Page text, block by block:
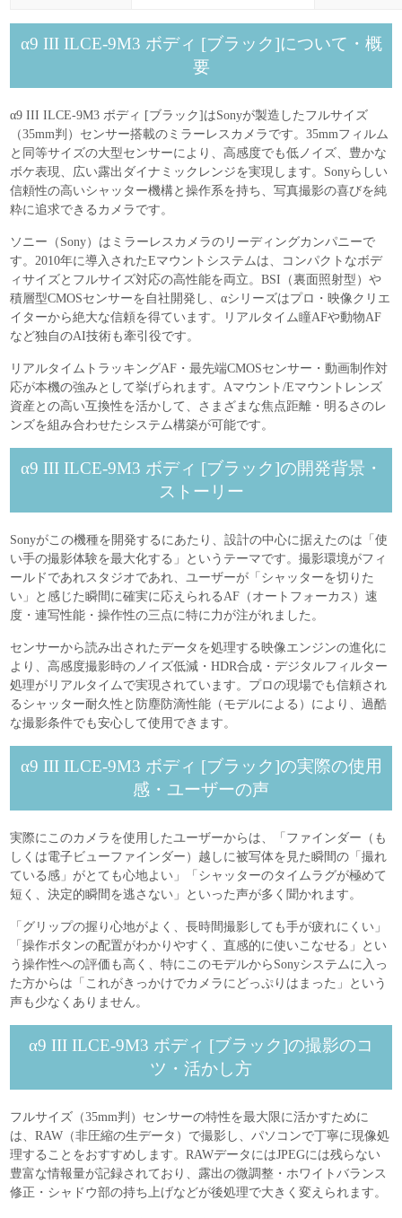
α9 III ILCE-9M3 ボディ [ブラック]について・概
要
α9 III ILCE-9M3 ボディ [ブラック]はSonyが製造したフルサイズ
（35mm判）センサー搭載のミラーレスカメラです。35mmフィルム
と同等サイズの大型センサーにより、高感度でも低ノイズ、豊かな
ボケ表現、広い露出ダイナミックレンジを実現します。Sonyらしい
信頼性の高いシャッター機構と操作系を持ち、写真撮影の喜びを純
粋に追求できるカメラです。
ソニー（Sony）はミラーレスカメラのリーディングカンパニーで
す。2010年に導入されたEマウントシステムは、コンパクトなボデ
ィサイズとフルサイズ対応の高性能を両立。BSI（裏面照射型）や
積層型CMOSセンサーを自社開発し、αシリーズはプロ・映像クリエ
イターから絶大な信頼を得ています。リアルタイム瞳AFや動物AF
など独自のAI技術も牽引役です。
リアルタイムトラッキングAF・最先端CMOSセンサー・動画制作対
応が本機の強みとして挙げられます。Aマウント/Eマウントレンズ
資産との高い互換性を活かして、さまざまな焦点距離・明るさのレ
ンズを組み合わせたシステム構築が可能です。
α9 III ILCE-9M3 ボディ [ブラック]の開発背景・
ストーリー
Sonyがこの機種を開発するにあたり、設計の中心に据えたのは「使
い手の撮影体験を最大化する」というテーマです。撮影環境がフィ
ールドであれスタジオであれ、ユーザーが「シャッターを切りた
い」と感じた瞬間に確実に応えられるAF（オートフォーカス）速
度・連写性能・操作性の三点に特に力が注がれました。
センサーから読み出されたデータを処理する映像エンジンの進化に
より、高感度撮影時のノイズ低減・HDR合成・デジタルフィルター
処理がリアルタイムで実現されています。プロの現場でも信頼され
るシャッター耐久性と防塵防滴性能（モデルによる）により、過酷
な撮影条件でも安心して使用できます。
α9 III ILCE-9M3 ボディ [ブラック]の実際の使用
感・ユーザーの声
実際にこのカメラを使用したユーザーからは、「ファインダー（も
しくは電子ビューファインダー）越しに被写体を見た瞬間の「撮れ
ている感」がとても心地よい」「シャッターのタイムラグが極めて
短く、決定的瞬間を逃さない」といった声が多く聞かれます。
「グリップの握り心地がよく、長時間撮影しても手が疲れにくい」
「操作ボタンの配置がわかりやすく、直感的に使いこなせる」とい
う操作性への評価も高く、特にこのモデルからSonyシステムに入っ
た方からは「これがきっかけでカメラにどっぷりはまった」という
声も少なくありません。
α9 III ILCE-9M3 ボディ [ブラック]の撮影のコ
ツ・活かし方
フルサイズ（35mm判）センサーの特性を最大限に活かすために
は、RAW（非圧縮の生データ）で撮影し、パソコンで丁寧に現像処
理することをおすすめします。RAWデータにはJPEGには残らない
豊富な情報量が記録されており、露出の微調整・ホワイトバランス
修正・シャドウ部の持ち上げなどが後処理で大きく変えられます。